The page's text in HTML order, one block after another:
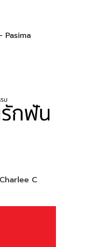
Pasima
C